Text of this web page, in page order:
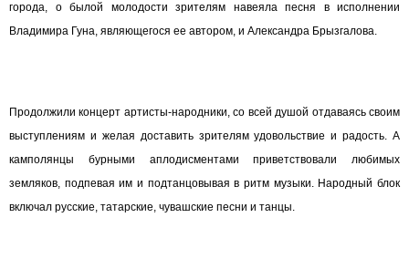
города, о былой молодости зрителям навеяла песня в исполнении
Владимира Гуна, являющегося ее автором, и Александра Брызгалова.
Продолжили концерт артисты-народники, со всей душой отдаваясь своим
выступлениям и желая доставить зрителям удовольствие и радость. А
камполянцы бурными аплодисментами приветствовали любимых
земляков, подпевая им и подтанцовывая в ритм музыки. Народный блок
включал русские, татарские, чувашские песни и танцы.